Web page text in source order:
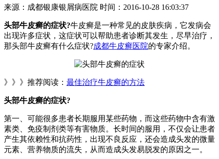
来源：成都银康银屑病医院 时间：2016-10-28 16:03:37
头部牛皮癣的症状?牛皮癣是一种常见的皮肤疾病，它发病会
出现许多症状，这症状可以帮助患者诊断其发生，尽早治疗，
那头部牛皮癣有什么症状?成都牛皮癣医院的专家介绍。
》》》推荐阅读： 最佳治疗牛皮癣的方法
头部牛皮癣的症状?
第一、可能很多患者长期服用某些药物，而这些药物中含有激
素类、免疫制剂类等有害物质。长时间的服用，不仅会让患者
产生其依赖性和抗药性，出现不良反应，还会造成头发的微量
元素、营养物质的流失，从而造成头发易脱发的原因之一。